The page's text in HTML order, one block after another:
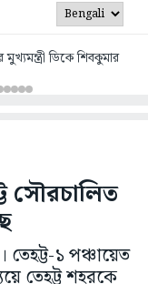
ডিকে শিবকুমার
সৌরচালিত
১ পঞ্চায়েত
তেহট্ট শহরকে